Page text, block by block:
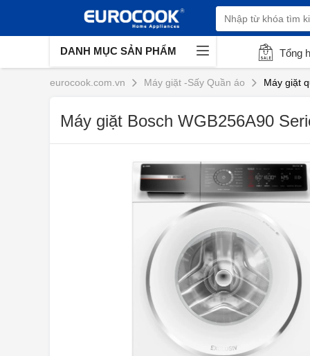
DANH MỤC SẢN PHẨM Tổng
eurocook.com.vn Máy giặt -Sấy Quần áo Máy giặt
Máy giặt Bosch WGB256A90